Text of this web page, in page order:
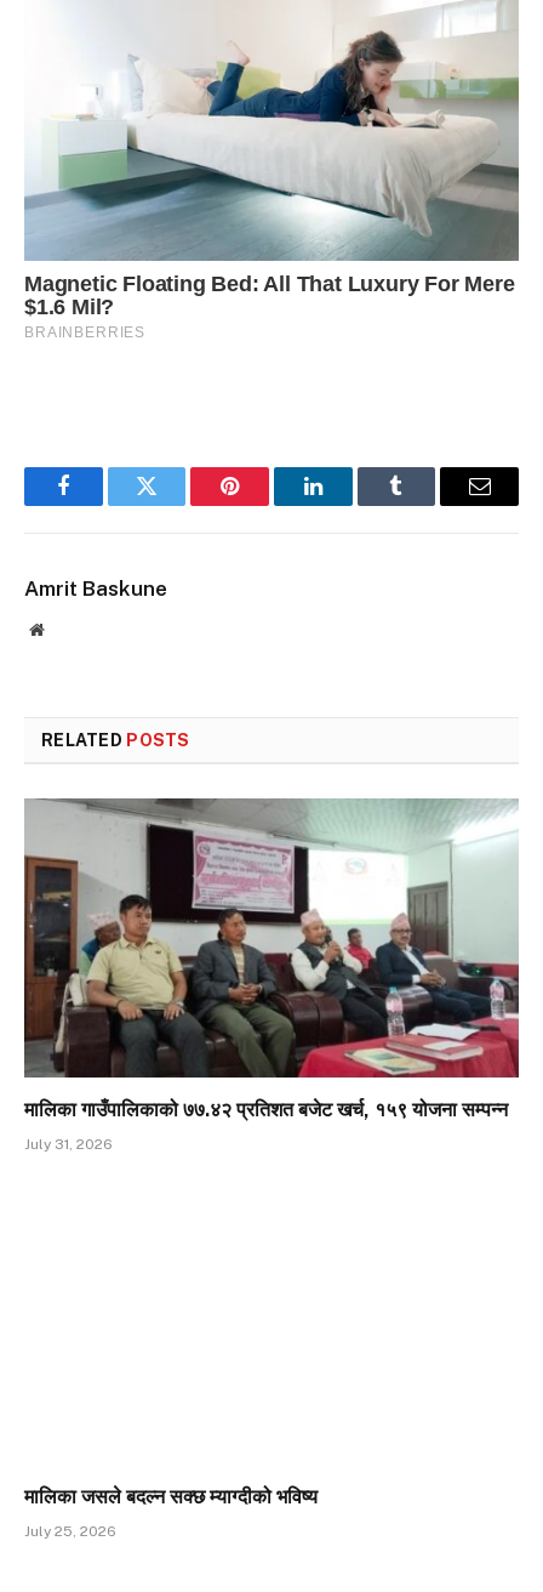
FacebookTwitter Pinterest LinkedInTumblr Email
Amrit Baskune
Website
RELATED POSTS
मालिका गाउँपालिकाको ७७.४२ प्रतिशत बजेट खर्च, १५९ योजना सम्पन्न
July 31, 2026
मालिका जसले बदल्न सक्छ म्याग्दीको भविष्य
July 25, 2026